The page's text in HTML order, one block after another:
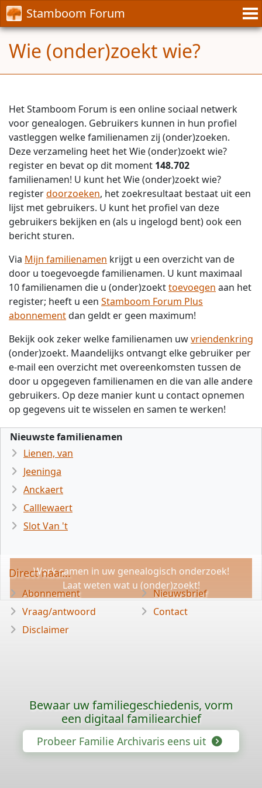
Stamboom Forum
Wie (onder)zoekt wie?
Het Stamboom Forum is een online sociaal netwerk
voor genealogen. Gebruikers kunnen in hun profiel
vastleggen welke familienamen zij (onder)zoeken.
Deze verzameling heet het Wie (onder)zoekt wie?
register en bevat op dit moment 148.702
familienamen! U kunt het Wie (onder)zoekt wie?
registerdoorzoeken, het zoekresultaat bestaat uit een
lijst met gebruikers. U kunt het profiel van deze
gebruikers bekijken en (als u ingelogd bent) ook een
bericht sturen.
Via Mijn familienamen krijgt u een overzicht van de
door u toegevoegde familienamen. U kunt maximaal
10 familienamen die u (onder)zoekttoevoegen aan het
register; heeft u een Stamboom Forum Plus
abonnementdan geldt er geen maximum!
Bekijk ook zeker welke familienamen uwvriendenkring
(onder)zoekt. Maandelijks ontvangt elke gebruiker per
e-mail een overzicht met overeenkomsten tussen de
door u opgegeven familienamen en die van alle andere
gebruikers. Op deze manier kunt u contact opnemen
op gegevens uit te wisselen en samen te werken!
Nieuwste familienamen
Lienen, van
Jeeninga
Anckaert
Calllewaert
Slot Van 't
Werk samen in uw genealogisch onderzoek!
Laat weten wat u (onder)zoekt!
Direct naar...
Abonnement
Vraag/antwoord
Disclaimer
Nieuwsbrief
Contact
Bewaar uw familiegeschiedenis, vorm
een digitaal familiearchief
Probeer Familie Archivaris eens uit